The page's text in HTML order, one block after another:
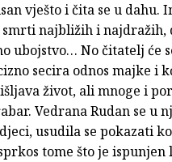
vješto i čita se u
najbližih i najdražih,
ubojstvo… No čitatelj će
secira odnos majke
život, ali mnoge i
Vedrana Rudan se u
usudila se pokazati
tome što je